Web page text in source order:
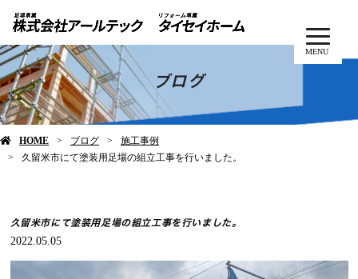
MENU
ブログ
HOME ブログ
施工事例
久留米市にて塗装用足場の組立工事を行いました。
久留米市にて塗装用足場の組立工事を行いました。
2022.05.05